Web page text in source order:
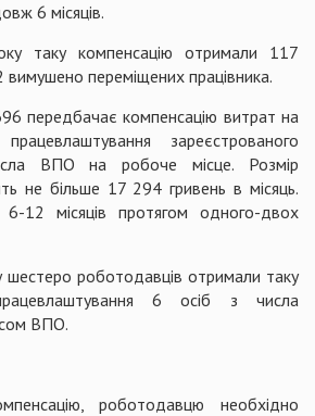
6 місяців.
таку компенсацію отримали 117
переміщених працівника.
передбачає компенсацію витрат на
зареєстрованого
ВПО на робоче місце. Розмір
не більше 17 294 гривень в місяць.
6-12 місяців протягом одного-двох
роботодавців отримали таку
6 осіб з числа
ВПО.
роботодавцю необхідно